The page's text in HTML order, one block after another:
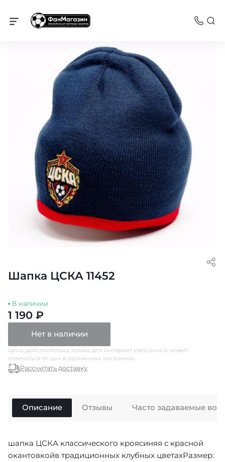
Шапки
Шапка ЦСКА 11452
В наличии
1 190 ₽
Нет в наличии
Цена действительна только для интернет магазина и может
отличаться от цен в розничных магазинах
Рассчитать доставку
Описание
шапка ЦСКА классического кроясиняя с красной
окантовкойв традиционных клубных цветахРазмер:
Отзывы Часто задаваемые